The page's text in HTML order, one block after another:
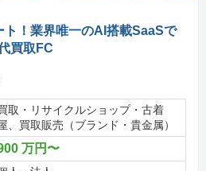
ト！業界唯一のAI搭載SaaSで
買取FC
取・リサイクルショップ・古着
、買取販売（ブランド・貴金属）
万円〜